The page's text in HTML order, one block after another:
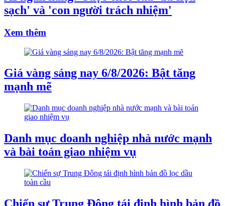
sạch' và 'con người trách nhiệm'
Xem thêm
Giá vàng sáng nay 6/8/2026: Bật tăng
mạnh mẽ
Danh mục doanh nghiệp nhà nước mạnh
và bài toán giao nhiệm vụ